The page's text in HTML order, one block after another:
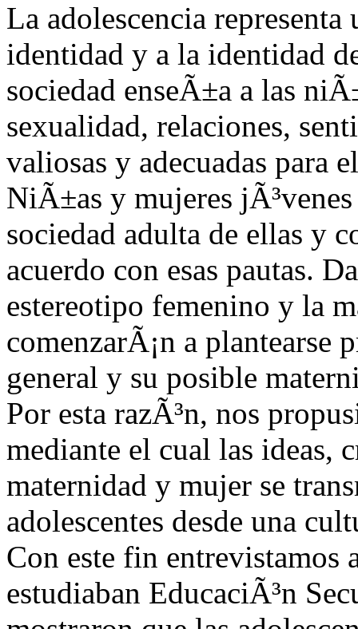
La adolescencia
identidad y a la identidad
sociedad enseÃ±a a las
sexualidad, relaciones,
valiosas y adecuadas para
NiÃ±as y mujeres
sociedad adulta de ellas y
acuerdo con esas pautas.
estereotipo femenino y la
comenzarÃ¡n a plantearse
general y su posible
Por esta razÃ³n, nos
mediante el cual las ideas,
maternidad y mujer se
adolescentes desde una
Con este fin entrevistamos
estudiaban EducaciÃ³n